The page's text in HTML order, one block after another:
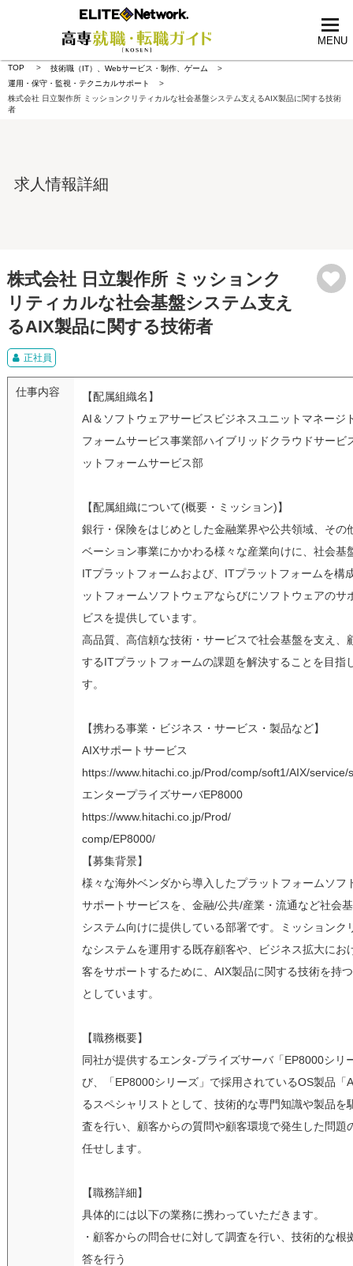
MENU
TOP
技術職（IT）、Webサービス・制作、ゲーム
運用・保守・監視・テクニカルサポート
株式会社 日立製作所 ミッションクリティカルな社会基盤システム支えるAIX製品に関する技術
者
求人情報詳細
株式会社 日立製作所 ミッションク
リティカルな社会基盤システム支え
るAIX製品に関する技術者
正社員
仕事内容
【配属組織名】
AI＆ソフトウェアサービスビジネスユニットマネージ
フォームサービス事業部ハイブリッドクラウドサービ
ットフォームサービス部
【配属組織について(概要・ミッション)】
銀行・保険をはじめとした金融業界や公共領域、その
ベーション事業にかかわる様々な産業向けに、社会基
ITプラットフォームおよび、ITプラットフォームを構
ットフォームソフトウェアならびにソフトウェアのサ
ビスを提供しています。
高品質、高信頼な技術・サービスで社会基盤を支え、
するITプラットフォームの課題を解決することを目指
す。
【携わる事業・ビジネス・サービス・製品など】
AIXサポートサービス
https://www.hitachi.co.jp/Prod/comp/soft1/AIX/service/
エンタープライズサーバEP8000
https://www.hitachi.co.jp/Prod/
comp/EP8000/
【募集背景】
様々な海外ベンダから導入したプラットフォームソフ
サポートサービスを、金融/公共/産業・流通など社会
システム向けに提供している部署です。ミッションク
なシステムを運用する既存顧客や、ビジネス拡大にお
客をサポートするために、AIX製品に関する技術を持
としています。
【職務概要】
同社が提供するエンタ-プライズサーバ「EP8000シリ
び、「EP8000シリーズ」で採用されているOS製品「
るスペシャリストとして、技術的な専門知識や製品を
査を行い、顧客からの質問や顧客環境で発生した問題
任せします。
【職務詳細】
具体的には以下の業務に携わっていただきます。
・顧客からの問合せに対して調査を行い、技術的な根
答を行う